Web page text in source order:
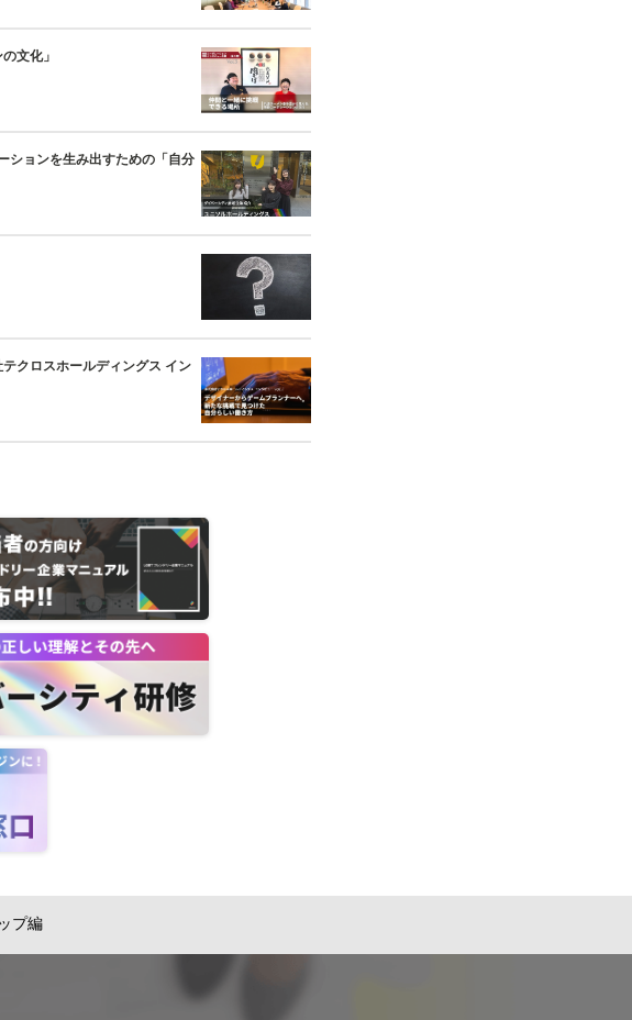
文化」
ションを生み出すための「自分
クロスホールディングス イン
プ編